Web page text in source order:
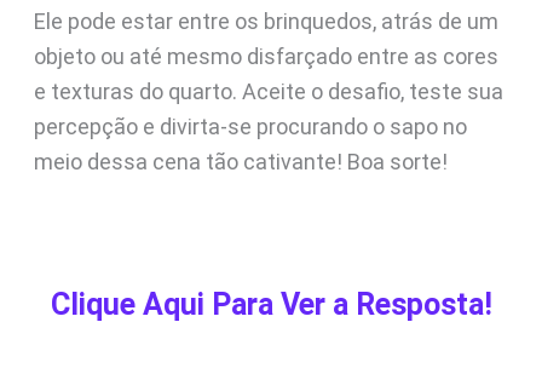
Ele pode estar entre os brinquedos, atrás de um
objeto ou até mesmo disfarçado entre as cores
e texturas do quarto. Aceite o desafio, teste sua
percepção e divirta-se procurando o sapo no
meio dessa cena tão cativante! Boa sorte!
Clique Aqui Para Ver a Resposta!